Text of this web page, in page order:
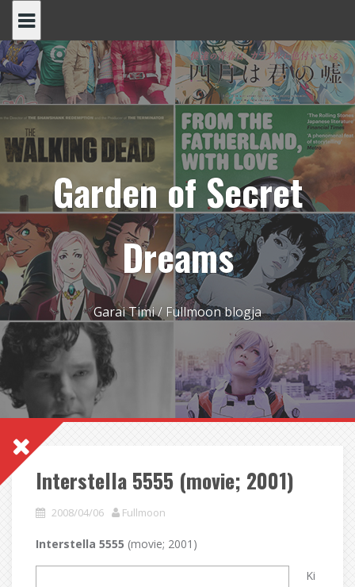
content
Garden of Secret
Dreams
Garai Timi / Fullmoon blogja
Interstella 5555 (movie; 2001)
2008/04/06 Fullmoon
Interstella 5555 (movie; 2001)
Ki